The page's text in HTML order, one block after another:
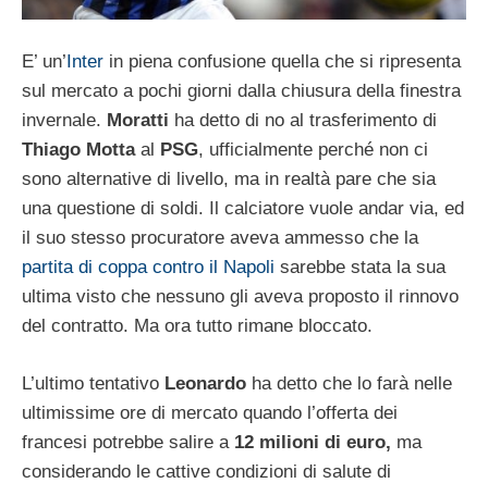
E’ un’Inter in piena confusione quella che si ripresenta
sul mercato a pochi giorni dalla chiusura della finestra
invernale. Moratti ha detto di no al trasferimento di
Thiago Mottaal PSG, ufficialmente perché non ci
sono alternative di livello, ma in realtà pare che sia
una questione di soldi. Il calciatore vuole andar via, ed
il suo stesso procuratore aveva ammesso che la
partita di coppa contro il Napoli sarebbe stata la sua
ultima visto che nessuno gli aveva proposto il rinnovo
del contratto. Ma ora tutto rimane bloccato.
L’ultimo tentativo Leonardo ha detto che lo farà nelle
ultimissime ore di mercato quando l’offerta dei
francesi potrebbe salire a 12 milioni di euro, ma
considerando le cattive condizioni di salute di